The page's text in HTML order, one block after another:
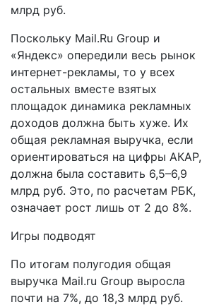
млрд руб.
Поскольку Mail.Ru Group и
«Яндекс» опередили весь рынок
интернет-рекламы, то у всех
остальных вместе взятых
площадок динамика рекламных
доходов должна быть хуже. Их
общая рекламная выручка, если
ориентироваться на цифры АКАР,
должна была составить 6,5–6,9
млрд руб. Это, по расчетам РБК,
означает рост лишь от 2 до 8%.​​
Игры подводят
По итогам полугодия общая
выручка Mail.ru Group выросла
почти на 7%, до 18,3 млрд руб.